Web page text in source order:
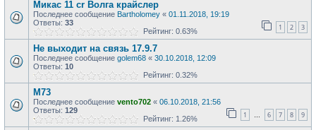
Микас 11 cr Волга крайслер
Последнее сообщение Bartholomey « 01.11.2018, 19:19
Ответы: 33 1 2 3
Рейтинг: 0.63%
Не выходит на связь 17.9.7
Последнее сообщение golem68 « 30.10.2018, 12:09
Ответы: 10
Рейтинг: 0.32%
М73
Последнее сообщение vento702 « 06.10.2018, 21:56
Ответы: 129 1 … 6 7 8 9
Рейтинг: 1.26%